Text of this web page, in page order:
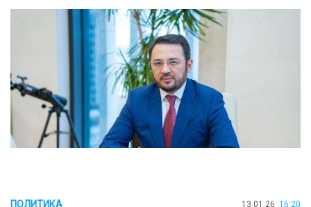
ПОЛИТИКА 13.01.26 16:20